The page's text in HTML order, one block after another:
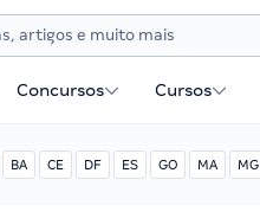
Concursos Cursos
BA CE DF ES GO MA MG